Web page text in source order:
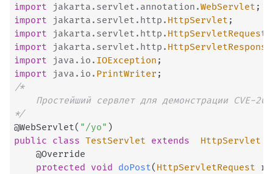
import
jakarta . servlet . annotation .WebServlet ;
import
jakarta . servlet . http . HttpServlet ;
import
jakarta . servlet . http . HttpServletRequest
import
jakarta . servlet . http . HttpServletResponse
import
java . io . IOException ;
import
java . io . PrintWriter ;
/*
Простейший сервлет для демонстрации CVE-
*/
@WebServlet( "/yo" )
public class TestServlet extends HttpServlet
@Override
protected void doPost( HttpServletRequest